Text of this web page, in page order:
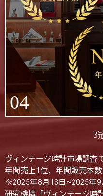
04
3
ヴィンテージ時計市場調査
年間売上1位、年間販売本
※2025年8月13日~2025年9
研究機構「ヴィンテージ時